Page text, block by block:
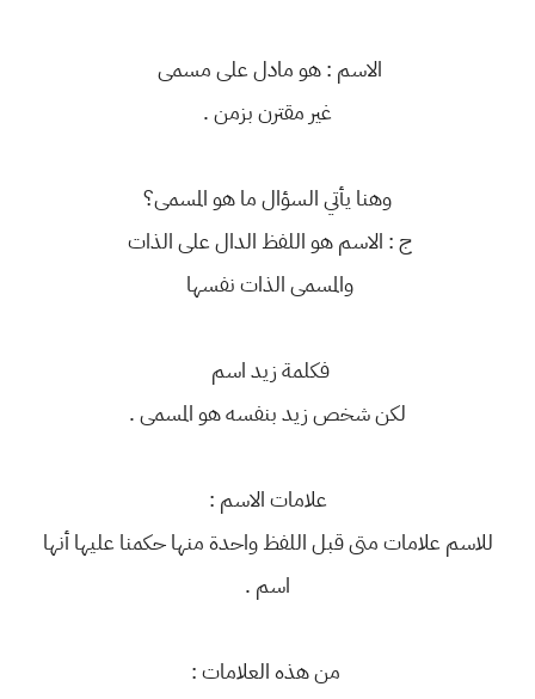
الاسم : هو مادل على مسمى
غير مقترن بزمن .
وهنا يأتي السؤال ما هو المسمى؟
ج : الاسم هو اللفظ الدال على الذات
والمسمى الذات نفسها
فكلمة زيد اسم
لكن شخص زيد بنفسه هو المسمى .
علامات الاسم :
للاسم علامات متى قبل اللفظ واحدة منها حكمنا عليها أنها
اسم .
من هذه العلامات :